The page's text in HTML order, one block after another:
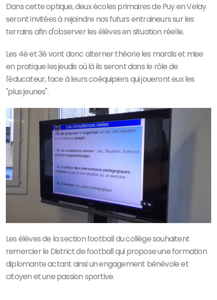
Dans cette optique, deux écoles primaires de Puy en Velay
seront invitées à rejoindre nos futurs entraineurs sur les
terrains afin d'observer les élèves en situation réelle.
Les 4è et 3è vont donc alterner théorie les mardis et mise
en pratique les jeudis où là ils seront dans le rôle de
l'éducateur, face à leurs coéquipiers qui joueront eux les
"plus jeunes".
Les élèves de la section football du collège souhaitent
remercier le District de football qui propose une formation
diplomante actant ainsi un engagement bénévole et
citoyen et une passion sportive.